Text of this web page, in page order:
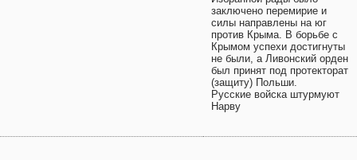
заключено перемирие и
силы направлены на юг
против Крыма. В борьбе с
Крымом успехи достигнуты
не были, а Ливонский орден
был принят под протекторат
(защиту) Польши.
Русские войска штурмуют
Нарву